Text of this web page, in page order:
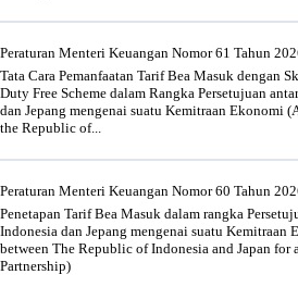
Peraturan Menteri Keuangan Nomor 61 Tahun
Tata Cara Pemanfaatan Tarif Bea Masuk dengan
Duty Free Scheme dalam Rangka Persetujuan
dan Jepang mengenai suatu Kemitraan Ekonomi
the Republic of...
Peraturan Menteri Keuangan Nomor 60 Tahun
Penetapan Tarif Bea Masuk dalam rangka
Indonesia dan Jepang mengenai suatu Kemitraan
between The Republic of Indonesia and Japan for
Partnership)